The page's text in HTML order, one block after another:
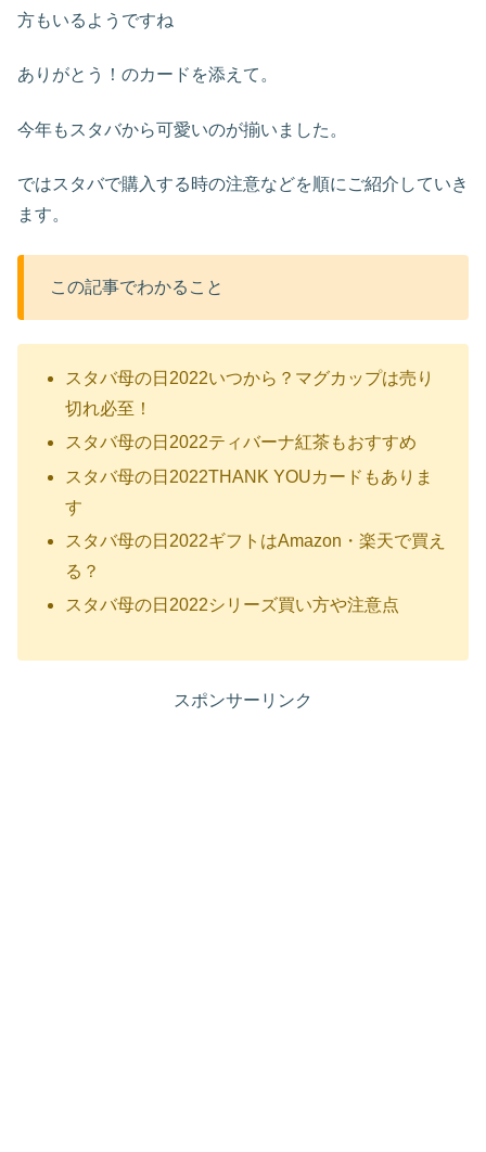
方もいるようですね
ありがとう！のカードを添えて。
今年もスタバから可愛いのが揃いました。
ではスタバで購入する時の注意などを順にご紹介していき
ます。
この記事でわかること
スタバ母の日2022いつから？マグカップは売り
切れ必至！
スタバ母の日2022ティバーナ紅茶もおすすめ
スタバ母の日2022THANK YOUカードもありま
す
スタバ母の日2022ギフトはAmazon・楽天で買え
る？
スタバ母の日2022シリーズ買い方や注意点
スポンサーリンク